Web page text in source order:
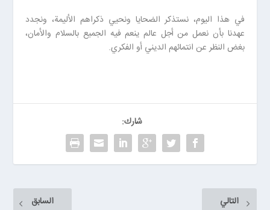
في هذا اليوم، نستذكر الضحايا ونحيي ذكراهم الأليمة، ونجدد
عهدنا بأن نعمل من أجل عالم ينعم فيه الجميع بالسلام والأمان،
بغض النظر عن انتمائهم الديني أو الفكري.
شارك:
السابق
التالي